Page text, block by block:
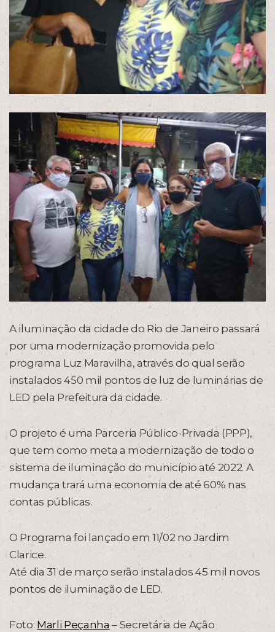
A iluminação da cidade do Rio de Janeiro passará
por uma modernização promovida pelo
programa Luz Maravilha, através do qual serão
instalados 450 mil pontos de luz de luminárias de
LED pela Prefeitura da cidade.
O projeto é uma Parceria Público-Privada (PPP),
que tem como meta a modernização de todo o
sistema de iluminação do município até 2022. A
mudança trará uma economia de até 60% nas
contas públicas.
O Programa foi lançado em 11/02 no Jardim
Clarice.
Até dia 31 de março serão instalados 45 mil novos
pontos de iluminação de LED.
Foto: Marli Peçanha – Secretária de Ação